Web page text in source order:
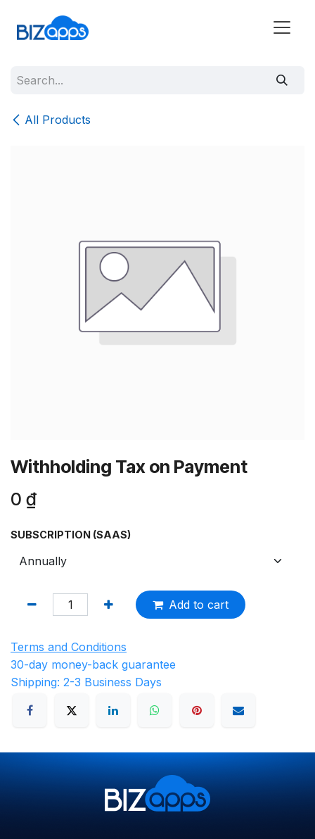
All Products
Withholding Tax on Payment
0 ₫
SUBSCRIPTION (SAAS)
Add to cart
Terms and Conditions
30-day money-back guarantee
Shipping: 2-3 Business Days